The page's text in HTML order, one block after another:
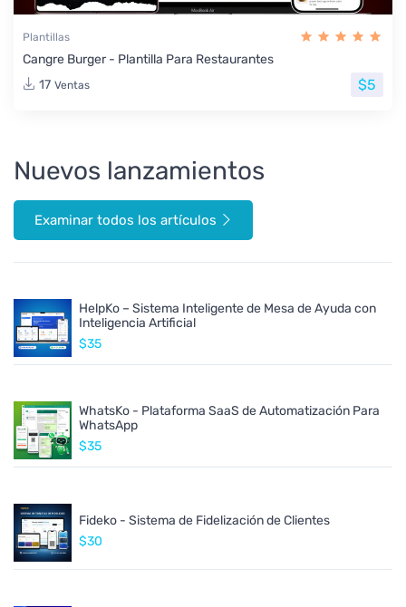
Plantillas
Cangre Burger - Plantilla Para Restaurantes
17 Ventas $5
Nuevos lanzamientos
Examinar todos los artículos
HelpKo – Sistema Inteligente de Mesa de Ayuda con
Inteligencia Artificial
$35
WhatsKo - Plataforma SaaS de Automatización Para
WhatsApp
$35
Fideko - Sistema de Fidelización de Clientes
$30